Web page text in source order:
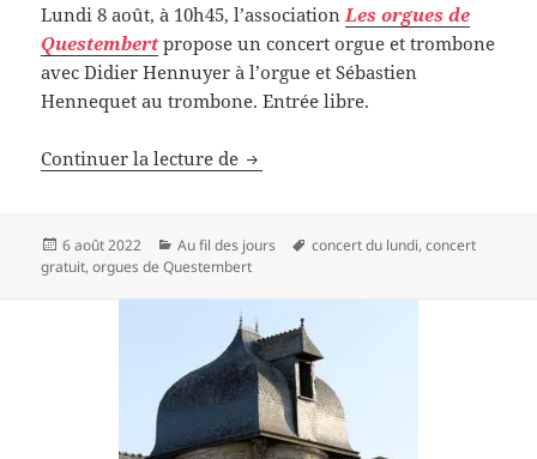
Lundi 8 août, à 10h45, l’association Les orgues de
Questembertpropose un concert orgue et trombone
avec Didier Hennuyer à l’orgue et Sébastien
Hennequet au trombone. Entrée libre.
Continuer la lecture de Concert du lundi à l’église
Publié
le
6 août 2022 Catégories
Au fil des jours
Mots-
concert du lundi,concert
gratuit,orgues de Questembert